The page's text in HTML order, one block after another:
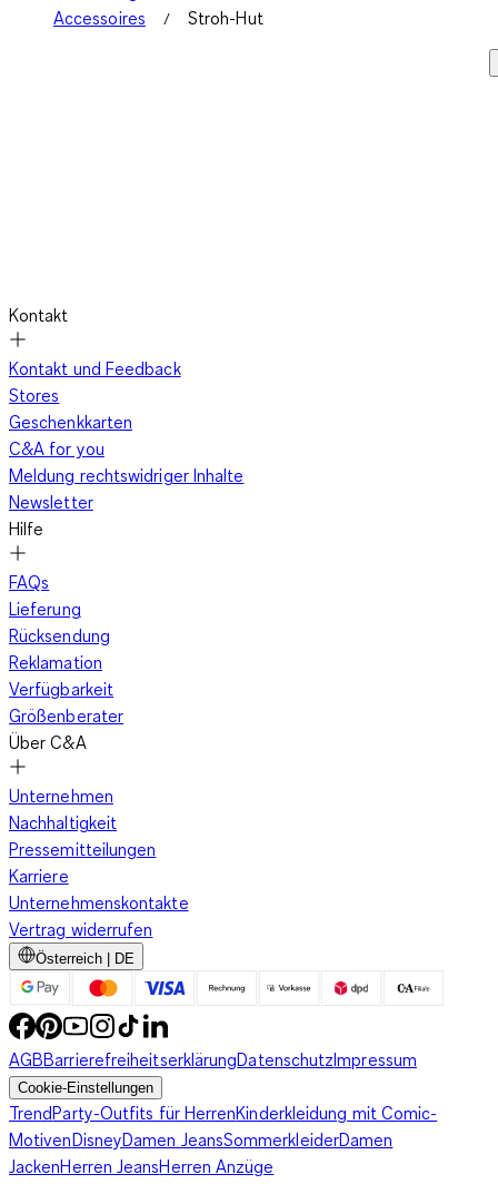
Accessoires
Stroh-Hut
Kontakt
Kontakt und Feedback
Stores
Geschenkkarten
C&A for you
Meldung rechtswidriger Inhalte
Newsletter
Hilfe
FAQs
Lieferung
Rücksendung
Reklamation
Verfügbarkeit
Größenberater
Über C&A
Unternehmen
Nachhaltigkeit
Pressemitteilungen
Karriere
Unternehmenskontakte
Vertrag widerrufen
Österreich | DE
AGBBarrierefreiheitserklärungDatenschutzImpressum
Cookie-Einstellungen
TrendParty-Outfits für HerrenKinderkleidung mit Comic-
MotivenDisneyDamen JeansSommerkleiderDamen
JackenHerren JeansHerren Anzüge